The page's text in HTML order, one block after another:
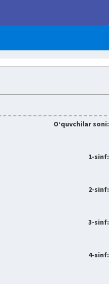
O‘quvchilar soni:
1-sinf:
2-sinf:
3-sinf:
4-sinf: